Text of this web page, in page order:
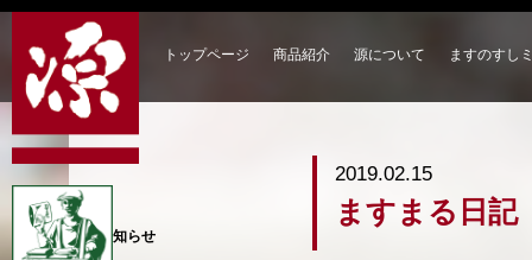
トップページ 商品紹介 源について ますのすし
2019.02.15
ますまる日記
お知らせ